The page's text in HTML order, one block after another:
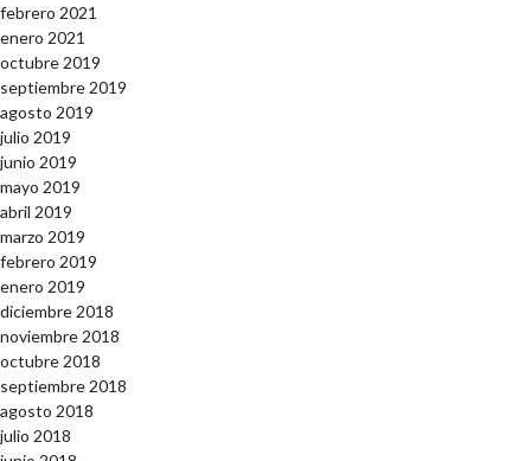
febrero 2021
enero 2021
octubre 2019
septiembre 2019
agosto 2019
julio 2019
junio 2019
mayo 2019
abril 2019
marzo 2019
febrero 2019
enero 2019
diciembre 2018
noviembre 2018
octubre 2018
septiembre 2018
agosto 2018
julio 2018